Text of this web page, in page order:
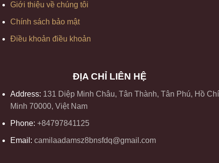
Giới thiệu về chúng tôi
Chính sách bảo mật
Điều khoản điều khoản
ĐỊA CHỈ LIÊN HỆ
Address: 131 Diệp Minh Châu, Tân Thành, Tân Phú, Hồ Chí
Minh 70000, Việt Nam
Phone: +84797841125
Email: camilaadamsz8bnsfdq@gmail.com